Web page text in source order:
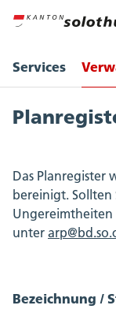
Services
Das Planregister
bereinigt.
Ungereimtheiten
unter
Bezeichnung /